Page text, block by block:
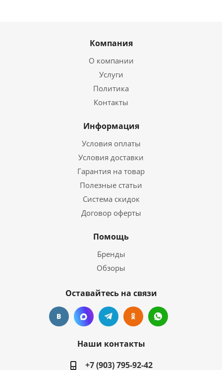
Компания
О компании
Услуги
Политика
Контакты
Информация
Условия оплаты
Условия доставки
Гарантия на товар
Полезные статьи
Система скидок
Договор оферты
Помощь
Бренды
Обзоры
Оставайтесь на связи
Наши контакты
+7 (903) 795-92-42